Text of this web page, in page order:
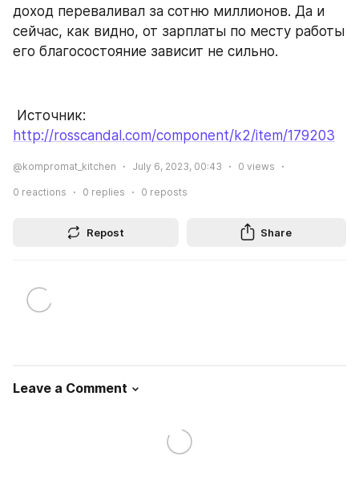
доход переваливал за сотню миллионов. Да и
сейчас, как видно, от зарплаты по месту работы
его благосостояние зависит не сильно.
http://rosscandal.com/component/k2/item/179203
@kompromat_kitchen July 6, 2023, 00:43 0 views
0 reactions 0 replies 0 reposts
Repost Share
Leave a Comment